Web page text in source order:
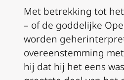
Met betrekking tot
– of de goddelijke
worden
overeenstemming
hij dat hij het eens